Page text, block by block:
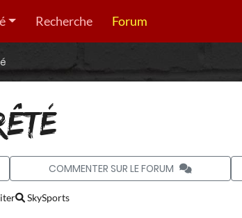
Recherche Forum
COMMENTER SUR LE FORUM
SkySports